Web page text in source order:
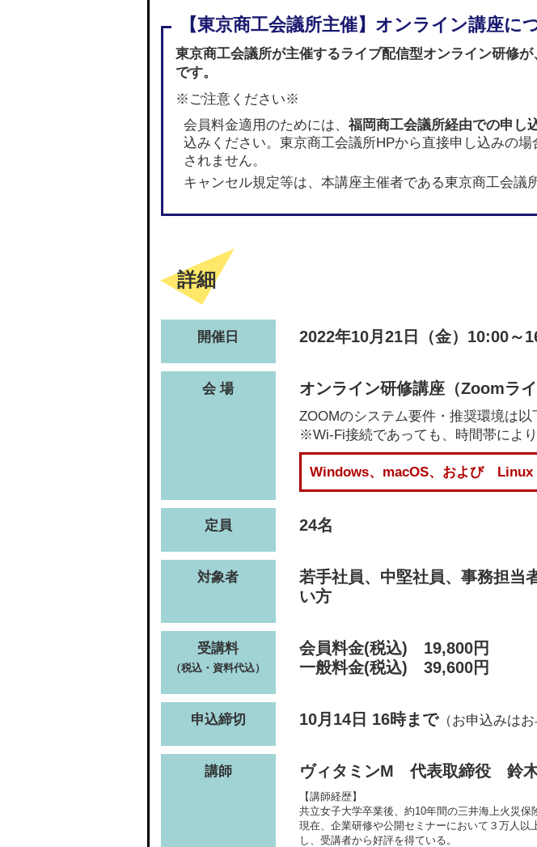
東京商工会議所が主催するライブ配信型オンライン研修が
です。
※ご注意ください※
会員料金適用のためには、 福岡商工会議所経由での申し
込みください。東京商工会議所HPから直接申し込みの
されません。
キャンセル規定等は、本講座主催者である東京商工会議
詳細
開催日 2022年10月21日（金）10:00～
会 場 オンライン研修講座（Zoomライ
ZOOMのシステム要件・推奨環境は以
※Wi-Fi接続であっても、時間帯によ
Windows、macOS、および
定員 24名
対象者
若手社員、中堅社員、事務担当
い方
受講料
（税込・資料代込）
会員料金(税込) 19,800円
一般料金(税込) 39,600円
申込締切 10月14日 16時まで（お申込みはお
講師 ヴィタミンM 代表取締役
【講師経歴】
共立女子大学卒業後、約10年間の三井海上火災保
現在、企業研修や公開セミナーにおいて３万人
し、受講者から好評を得ている。